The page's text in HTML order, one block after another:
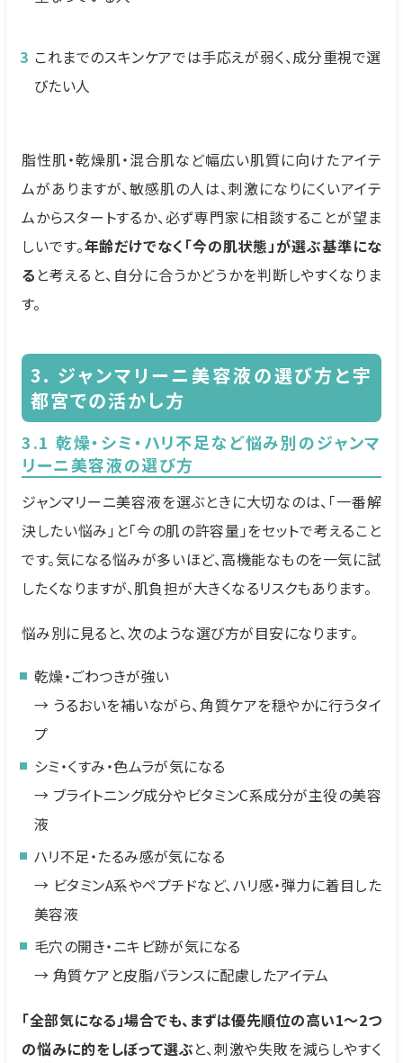
これまでのスキンケアでは手応えが弱く、成分重視で選
びたい人
脂性肌・乾燥肌・混合肌など幅広い肌質に向けたアイテ
ムがありますが、敏感肌の人は、刺激になりにくいアイテ
ムからスタートするか、必ず専門家に相談することが望ま
しいです。年齢だけでなく「今の肌状態」が選ぶ基準にな
る と考えると、自分に合うかどうかを判断しやすくなりま
す。
3. ジャンマリーニ美容液の選び方と宇
都宮での活かし方
3.1 乾燥・シミ・ハリ不足など悩み別のジャンマ
リーニ美容液の選び方
ジャンマリーニ美容液を選ぶときに大切なのは、「一番解
決したい悩み」と「今の肌の許容量」をセットで考えること
です。気になる悩みが多いほど、高機能なものを一気に試
したくなりますが、肌負担が大きくなるリスクもあります。
悩み別に見ると、次のような選び方が目安になります。
乾燥・ごわつきが強い
→ うるおいを補いながら、角質ケアを穏やかに行うタイ
プ
シミ・くすみ・色ムラが気になる
→ ブライトニング成分やビタミンC系成分が主役の美容
液
ハリ不足・たるみ感が気になる
→ ビタミンA系やペプチドなど、ハリ感・弾力に着目した
美容液
毛穴の開き・ニキビ跡が気になる
→ 角質ケアと皮脂バランスに配慮したアイテム
「全部気になる」場合でも、まずは優先順位の高い1〜2つ
の悩みに的をしぼって選ぶと、刺激や失敗を減らしやすく